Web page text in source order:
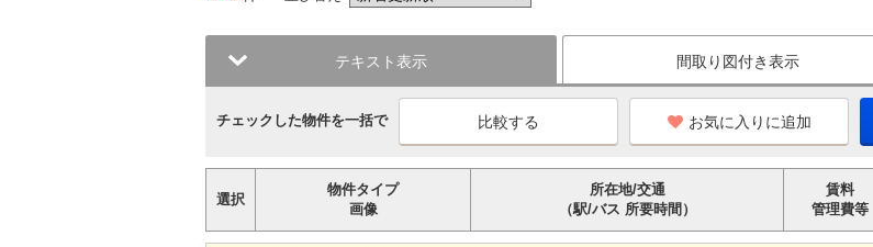
テキスト表示 間取り図付き表示
チェックした物件を一括で お気に入りに追加
選択
物件タイプ
画像
所在地/交通
（駅/バス 所要時間）
賃料
管理費等